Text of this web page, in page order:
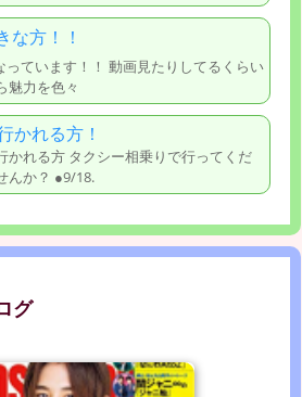
な方！！
ています！！ 動画見たりしてるくらい
魅力を色々
かれる方！
かれる方 タクシー相乗りで行ってくだ
んか？ ●9/18.
グ